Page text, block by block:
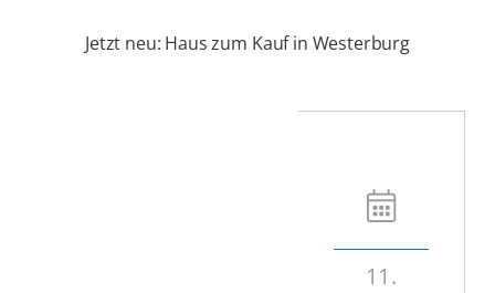
Jetzt neu: Haus zum Kauf in Westerburg
11.